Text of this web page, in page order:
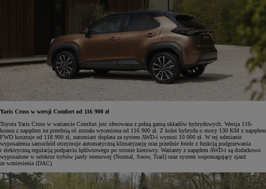
Yaris Cross w wersji Comfort od 116 900 zł
Toyota Yaris Cross w wariancie Comfort jest oferowana z pełną gamą układów hybrydowych. Wersja 116-
konna z napędem na przednią oś została wyceniona od 116 900 zł. Z kolei hybryda o mocy 130 KM z napędem
FWD kosztuje od 118 900 zł, natomiast dopłata za system AWD-i wynosi 10 000 zł. W tej odmianie
wyposażenia samochód otrzymuje automatyczną klimatyzację oraz przednie fotele z funkcją podgrzewania
i elektryczną regulacją podparcia lędźwiowego po stronie kierowcy. Warianty z napędem AWD-i są dodatkowo
wyposażone w selektor trybów jazdy terenowej (Normal, Snow, Trail) oraz system wspomagający zjazd
ze wzniesienia (DAC).